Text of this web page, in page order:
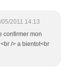
05/2011 14:13
confirmer mon
/> a bientot<br